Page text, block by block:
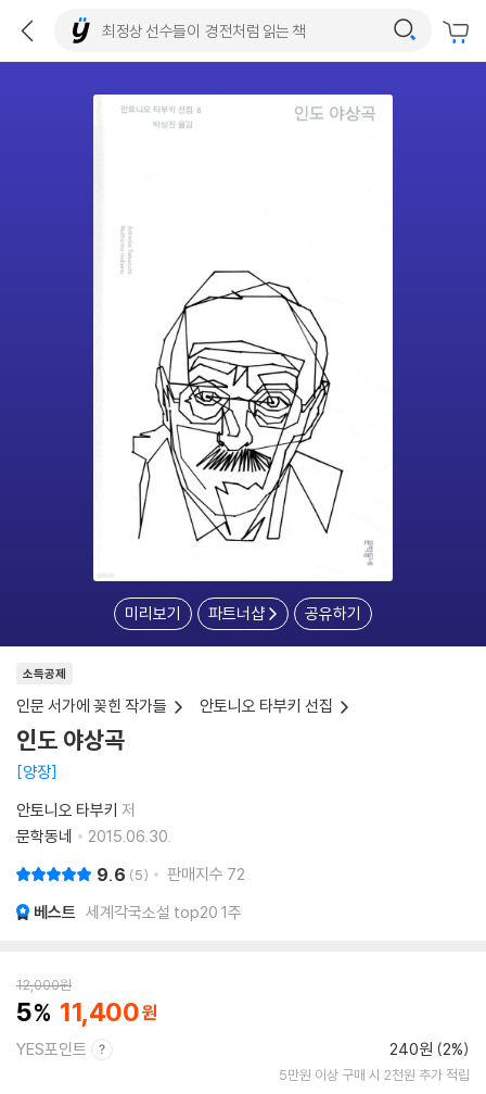
미리보기 파트너샵 공유하기
소득공제
인문 서가에 꽂힌 작가들 안토니오 타부키 선집
인도 야상곡
양장
안토니오 타부키 저
문학동네
2015.06.30.
9.6 5 판매지수 72
베스트 세계각국소설 top20 1주
12,000원
5 11,400
YES포인트 240원 (2%)
5만원 이상 구매 시 2천원 추가 적립